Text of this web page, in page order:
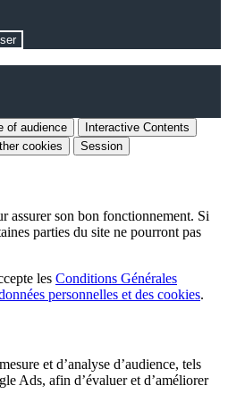
of audience
Interactive Contents
cookies Session
assurer son bon fonctionnement. Si
parties du site ne pourront pas
les Conditions Générales
personnelles et des cookies.
et d’analyse d’audience, tels
Ads, afin d’évaluer et d’améliorer